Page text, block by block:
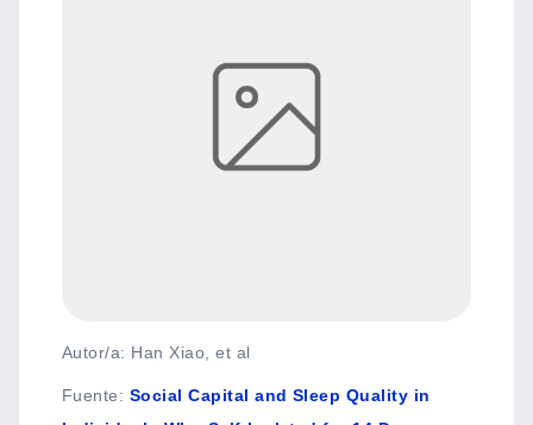
Autor/a: Han Xiao, et al
Fuente: Social Capital and Sleep Quality in